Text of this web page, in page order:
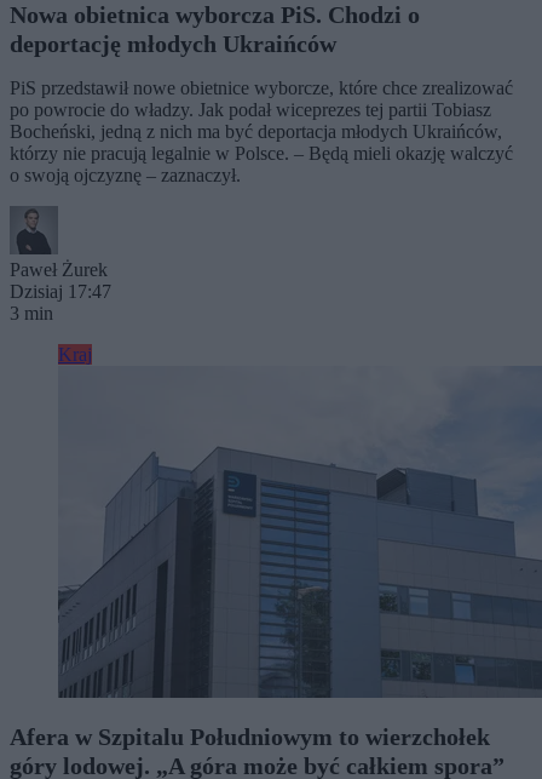
Nowa obietnica wyborcza PiS. Chodzi o
deportację młodych Ukraińców
PiS przedstawił nowe obietnice wyborcze, które chce zrealizować
po powrocie do władzy. Jak podał wiceprezes tej partii Tobiasz
Bocheński, jedną z nich ma być deportacja młodych Ukraińców,
którzy nie pracują legalnie w Polsce. – Będą mieli okazję walczyć
o swoją ojczyznę – zaznaczył.
Paweł Żurek
Dzisiaj 17:47
3 min
Kraj
Afera w Szpitalu Południowym to wierzchołek
góry lodowej. „A góra może być całkiem spora”